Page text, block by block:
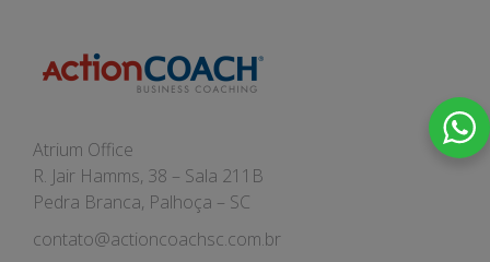
Atrium Office
R. Jair Hamms, 38 – Sala 211B
Pedra Branca, Palhoça – SC
contato@actioncoachsc.com.br